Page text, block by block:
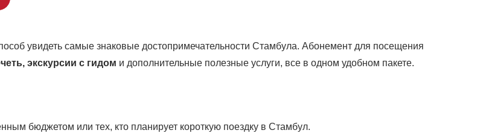
увидеть самые знаковые достопримечательности Стамбула. Абонемент для посещения
экскурсии с гидом и дополнительные полезные услуги, все в одном удобном пакете.
бюджетом или тех, кто планирует короткую поездку в Стамбул.